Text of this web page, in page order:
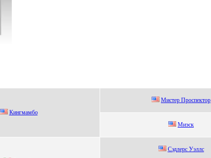
Кингмaмбо
Mистер Прoспектoр
Миэcк
Cэдлeрc Уэллc